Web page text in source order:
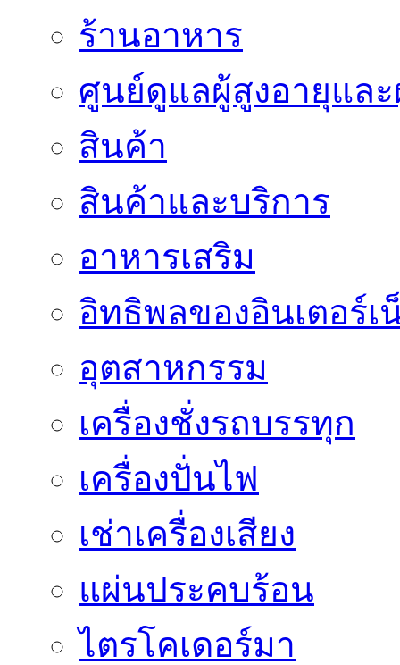
ร้านอาหาร
ศูนย์ดูแลผู้สูงอายุแล
สินค้า
สินค้าและบริการ
อาหารเสริม
อิทธิพลของอินเตอร์เ
อุตสาหกรรม
เครื่องชั่งรถบรรทุก
เครื่องปั่นไฟ
เช่าเครื่องเสียง
แผ่นประคบร้อน
ไตรโคเดอร์มา